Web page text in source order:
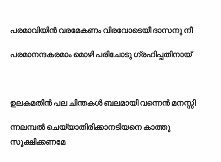
പരമാവിയിൻ വരമേകണം വിരവോടെയീ ദാസനു നീ
പരമാനന്ദകരമാം മൊഴി പരിചോടു ഗ്രഹിപ്പതിനായ്
ഉലകമതിൻ പല ചിന്തകൾ ബലമായി വന്നെൻ മനസ്സി
ന്നലമ്പൽ ചെയ്യാതിരിക്കാനടിയനെ കാത്തു
സൂക്ഷിക്കണമേ